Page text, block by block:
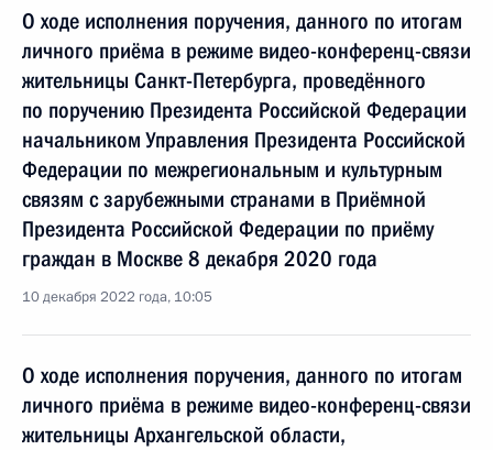
О ходе исполнения поручения, данного по итогам
личного приёма в режиме видео-конференц-связи
жительницы Санкт-Петербурга, проведённого
по поручению Президента Российской Федерации
начальником Управления Президента Российской
Федерации по межрегиональным и культурным
связям с зарубежными странами в Приёмной
Президента Российской Федерации по приёму
граждан в Москве 8 декабря 2020 года
10 декабря 2022 года, 10:05
О ходе исполнения поручения, данного по итогам
личного приёма в режиме видео-конференц-связи
жительницы Архангельской области,